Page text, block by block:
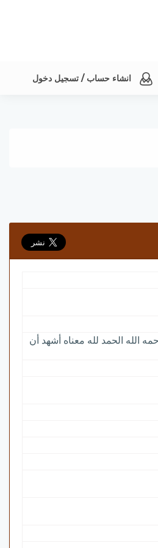
انشاء حساب / تسجيل دخول
الله الحمد لله معناه أشهد أن